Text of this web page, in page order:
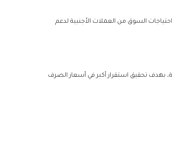
السوق من العملات الأجنبية لدعم
بهدف تحقيق استقرار أكبر في أسعار الصرف